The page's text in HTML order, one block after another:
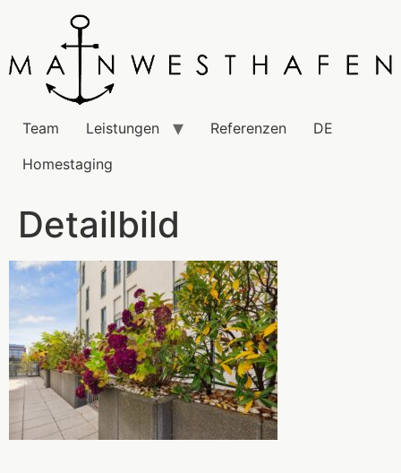
Team Leistungen Referenzen
DE
Homestaging
Detailbild